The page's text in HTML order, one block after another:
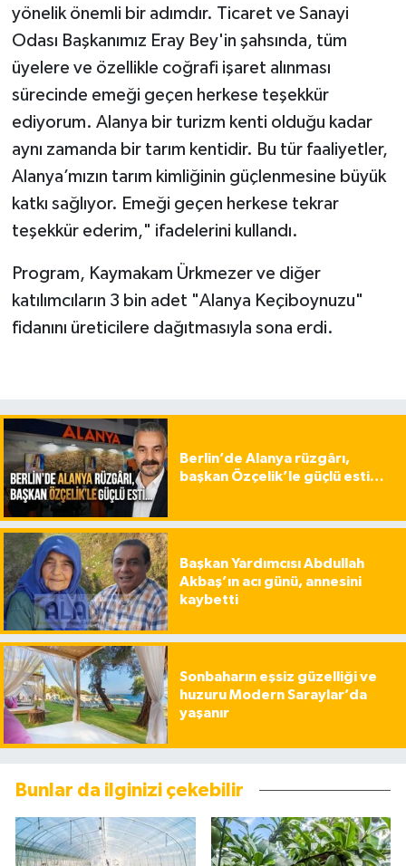
yönelik önemli bir adımdır. Ticaret ve Sanayi
Odası Başkanımız Eray Bey'in şahsında, tüm
üyelere ve özellikle coğrafi işaret alınması
sürecinde emeği geçen herkese teşekkür
ediyorum. Alanya bir turizm kenti olduğu kadar
aynı zamanda bir tarım kentidir. Bu tür faaliyetler,
Alanya’mızın tarım kimliğinin güçlenmesine büyük
katkı sağlıyor. Emeği geçen herkese tekrar
teşekkür ederim," ifadelerini kullandı.
Program, Kaymakam Ürkmezer ve diğer
katılımcıların 3 bin adet "Alanya Keçiboynuzu"
fidanını üreticilere dağıtmasıyla sona erdi.
Berlin’de Alanya rüzgârı,
başkan Özçelik’le güçlü esti…
Başkan Yardımcısı Abdullah
Akbaş’ın acı günü, annesini
kaybetti
Sonbaharın eşsiz güzelliği ve
huzuru Modern Saraylar’da
yaşanır
Bunlar da ilginizi çekebilir